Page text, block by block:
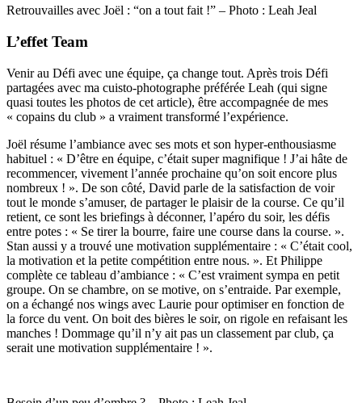
Retrouvailles avec Joël : “on a tout fait !” – Photo : Leah Jeal
L’effet Team
Venir au Défi avec une équipe, ça change tout. Après trois Défi
partagées avec ma cuisto-photographe préférée Leah (qui signe
quasi toutes les photos de cet article), être accompagnée de mes
« copains du club » a vraiment transformé l’expérience.
Joël résume l’ambiance avec ses mots et son hyper-enthousiasme
habituel : « D’être en équipe, c’était super magnifique ! J’ai hâte de
recommencer, vivement l’année prochaine qu’on soit encore plus
nombreux ! ». De son côté, David parle de la satisfaction de voir
tout le monde s’amuser, de partager le plaisir de la course. Ce qu’il
retient, ce sont les briefings à déconner, l’apéro du soir, les défis
entre potes : « Se tirer la bourre, faire une course dans la course. ».
Stan aussi y a trouvé une motivation supplémentaire : « C’était cool,
la motivation et la petite compétition entre nous. ». Et Philippe
complète ce tableau d’ambiance : « C’est vraiment sympa en petit
groupe. On se chambre, on se motive, on s’entraide. Par exemple,
on a échangé nos wings avec Laurie pour optimiser en fonction de
la force du vent. On boit des bières le soir, on rigole en refaisant les
manches ! Dommage qu’il n’y ait pas un classement par club, ça
serait une motivation supplémentaire ! ».